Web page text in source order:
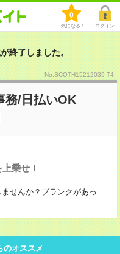
0
気になる！ ログイン
終了しました。
No.SCOTH15212039-T4
務/日払いOK
乗せ！
せんか？ブランクがあっ ...
のオススメ